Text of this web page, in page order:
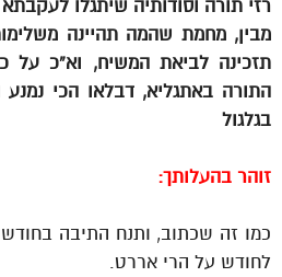
רזי תורה וסודותיה שיתגלו
מבין, מחמת שהמה תהיינה
תזכינה לביאת המשיח, וא”כ על
התורה באתגליא, דבלאו הכי נמנע
בגלגול
זוהר בהעלותך:
כמו זה שכתוב, ותנח התיבה
לחודש על הרי אררט.